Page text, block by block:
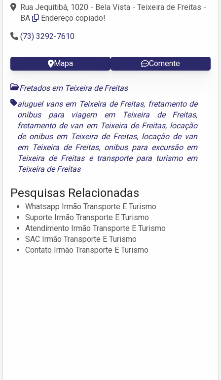
Rua Jequitibá, 1020 - Bela Vista - Teixeira de Freitas -
BA
Endereço copiado!
(73) 3292-7610
Mapa Comente
Fretados em Teixeira de Freitas
aluguel vans em Teixeira de Freitas, fretamento de
onibus para viagem em Teixeira de Freitas,
fretamento de van em Teixeira de Freitas, locação
de onibus em Teixeira de Freitas, locação de van
em Teixeira de Freitas, onibus para excursão em
Teixeira de Freitase transporte para turismo em
Teixeira de Freitas
Pesquisas Relacionadas
Whatsapp Irmão Transporte E Turismo
Suporte Irmão Transporte E Turismo
Atendimento Irmão Transporte E Turismo
SAC Irmão Transporte E Turismo
Contato Irmão Transporte E Turismo